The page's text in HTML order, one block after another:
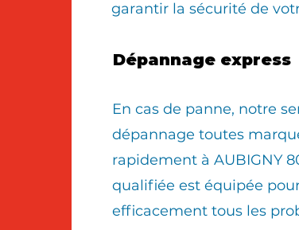
garantir la sécurité de
Dépannage express
En cas de panne, notre
dépannage toutes
rapidement à AUBIGNY
qualifiée est équipée
efficacement tous les